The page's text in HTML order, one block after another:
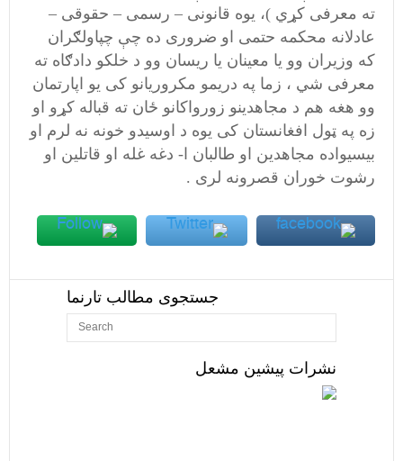
ته معرفی کړي )، یوه قانونی – رسمی – حقوقی –
عادلانه محکمه حتمی او ضروری ده چې چپاولګران
که وزیران وو یا معینان یا ریسان وو د خلکو دادګاه ته
معرفی شي ، زما په دریمو مکروریانو کی یو اپارتمان
وو هغه هم د مجاهدینو زورواکانو ځان ته قباله کړو او
زه په ټول افغانستان کی یوه د اوسیدو خونه نه لرم او
بیسیواده مجاهدین او طالبان ا- دغه غله او قاتلین او
رشوت خوران قصرونه لری .
جستجوی مطالب تارنما
نشرات پیشین مشعل